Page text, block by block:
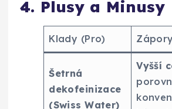
4. Plusy a Minusy
Klady (Pro)
Šetrná
dekofeinizace
(Swiss Water)
Vyšší